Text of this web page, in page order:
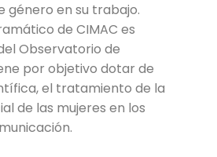
género en su trabajo.
de CIMAC es
Observatorio de
por objetivo dotar de
el tratamiento de la
de las mujeres en los